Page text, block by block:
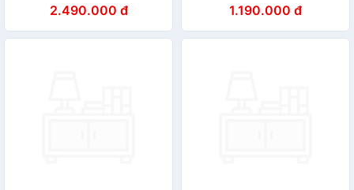
2.490.000 đ 1.190.000 đ